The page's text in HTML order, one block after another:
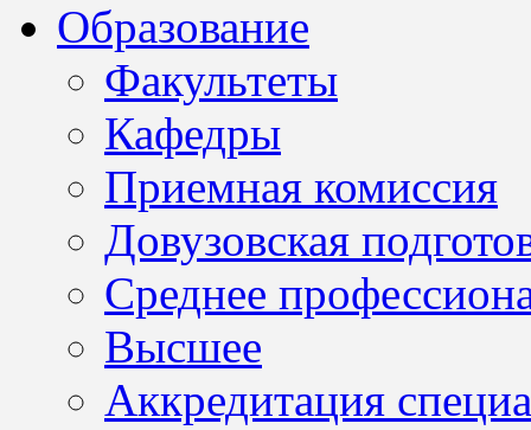
Образование
Факультеты
Кафедры
Приемная комиссия
Довузовская
Среднее
Высшее
Аккредитация